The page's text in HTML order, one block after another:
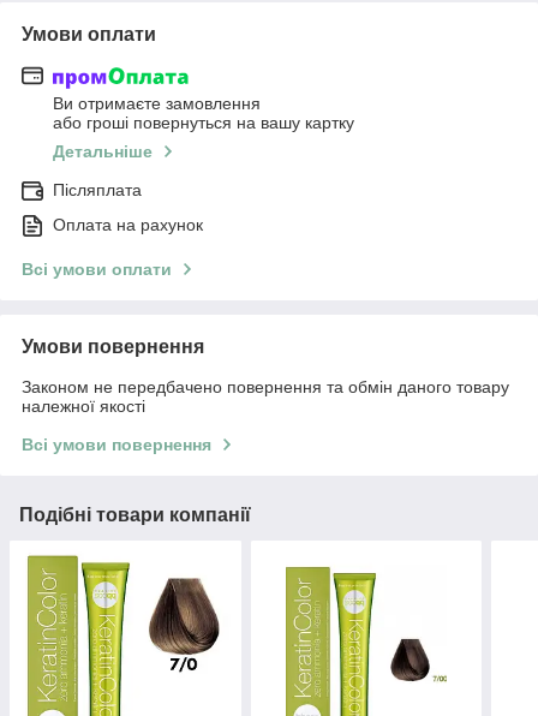
Умови оплати
Ви отримаєте замовлення
або гроші повернуться на вашу картку
Детальніше
Післяплата
Оплата на рахунок
Всі умови оплати
Умови повернення
Законом не передбачено повернення та обмін даного товару
належної якості
Всі умови повернення
Подібні товари компанії